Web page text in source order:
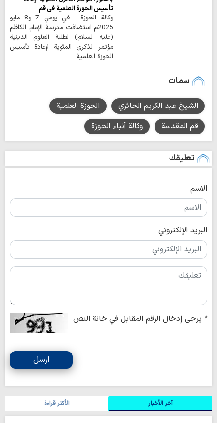
تأسيس الحوزة العلمية في قم
وكالة الحوزة - في يومي 7 و8 مايو
2025م استضافت مدرسة الإمام الكاظم
(عليه السلام) لطلبة العلوم الدينية
مؤتمر الذكرى المئوية لإعادة تأسيس
الحوزة العلمية…
سمات
الشيخ عبد الكريم الحائري
الحوزة العلمية
قم المقدسة
وكالة أنباء الحوزة
تعليقك
الاسم
البريد الإلكتروني
* يرجى إدخال الرقم المقابل في خانة النص
ارسل
آخر الأخبار الأکثر قراءة